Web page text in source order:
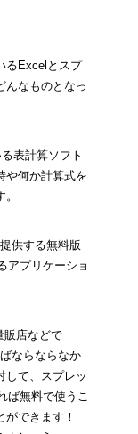
るExcelとスプ
んなものとなっ
表計算ソフト
や何か計算式を
供する無料版
アプリケーショ
販店などで
ならならなか
して、スプレッ
ば無料で使うこ
できます！